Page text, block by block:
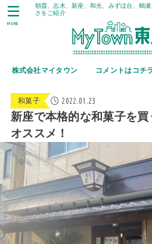
朝霞、志木、新座、和光、みずほ台、鶴
さをご紹介
株式会社マイタウン コメントはコチ
MENU
和菓子 2022.01.23
新座で本格的な和菓子を
オススメ！